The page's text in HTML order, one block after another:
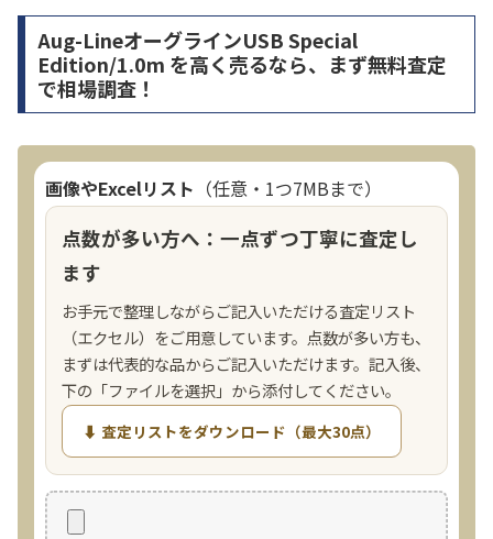
Aug-LineオーグラインUSB Special
Edition/1.0m を高く売るなら、まず無料査定
で相場調査！
画像やExcelリスト （任意・1つ7MBまで）
点数が多い方へ：一点ずつ丁寧に査定し
ます
お手元で整理しながらご記入いただける査定リスト
（エクセル）をご用意しています。点数が多い方も、
まずは代表的な品からご記入いただけます。記入後、
下の「ファイルを選択」から添付してください。
⬇ 査定リストをダウンロード（最大30点）